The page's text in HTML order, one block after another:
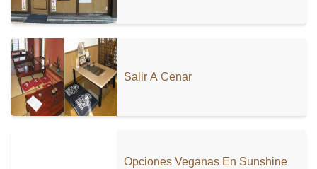
Salir A Cenar
Opciones Veganas En Sunshine